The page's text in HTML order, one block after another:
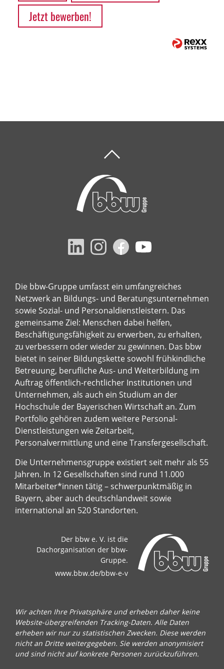
Jetzt bewerben!
Die bbw-Gruppe umfasst ein umfangreiches
Netzwerk an Bildungs- und Beratungsunternehmen
sowie Sozial- und Personaldienstleistern. Das
gemeinsame Ziel: Menschen dabei helfen,
Beschäftigungsfähigkeit zu erwerben, zu erhalten,
zu verbessern oder wieder zu gewinnen. Das bbw
bietet in seiner Bildungskette sowohl frühkindliche
Betreuung, berufliche Aus- und Weiterbildung im
Auftrag öffentlich-rechtlicher Institutionen und
Unternehmen, als auch ein Studium an der
Hochschule der Bayerischen Wirtschaft an. Zum
Portfolio gehören zudem weitere Personal-
Dienstleistungen wie Zeitarbeit,
Personalvermittlung und eine Transfergesellschaft.
Die Unternehmensgruppe existiert seit mehr als 55
Jahren. In 12 Gesellschaften sind rund 11.000
Mitarbeiter*innen tätig – schwerpunktmäßig in
Bayern, aber auch deutschlandweit sowie
international an 520 Standorten.
Der bbw e. V. ist die
Dachorganisation der bbw-
Gruppe.
www.bbw.de/bbw-e-v
Wir achten Ihre Privatsphäre und erheben daher keine
Website-übergreifenden Tracking-Daten. Alle Daten
erheben wir nur zu statistischen Zwecken. Diese werden
nicht an Dritte weitergegeben. Sie werden anonymisiert
und sind nicht auf konkrete Personen zurückzuführen.